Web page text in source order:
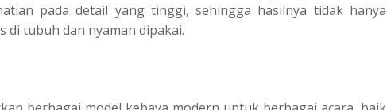
pada detail yang tinggi, sehingga hasilnya tidak hanya
di tubuh dan nyaman dipakai.